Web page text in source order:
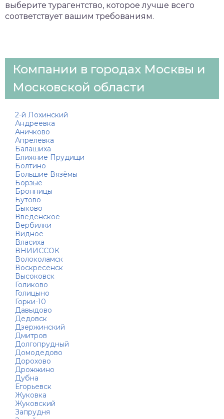
выберите турагентство, которое лучше всего
соответствует вашим требованиям.
Компании в городах Москвы и
Московской области
2-й Лохинский
Андреевка
Аничково
Апрелевка
Балашиха
Ближние Прудищи
Болтино
Большие Вязёмы
Борзые
Бронницы
Бутово
Быково
Введенское
Вербилки
Видное
Власиха
ВНИИССОК
Волоколамск
Воскресенск
Высоковск
Голиково
Голицыно
Горки-10
Давыдово
Дедовск
Дзержинский
Дмитров
Долгопрудный
Домодедово
Дорохово
Дрожжино
Дубна
Егорьевск
Жуковка
Жуковский
Запрудня